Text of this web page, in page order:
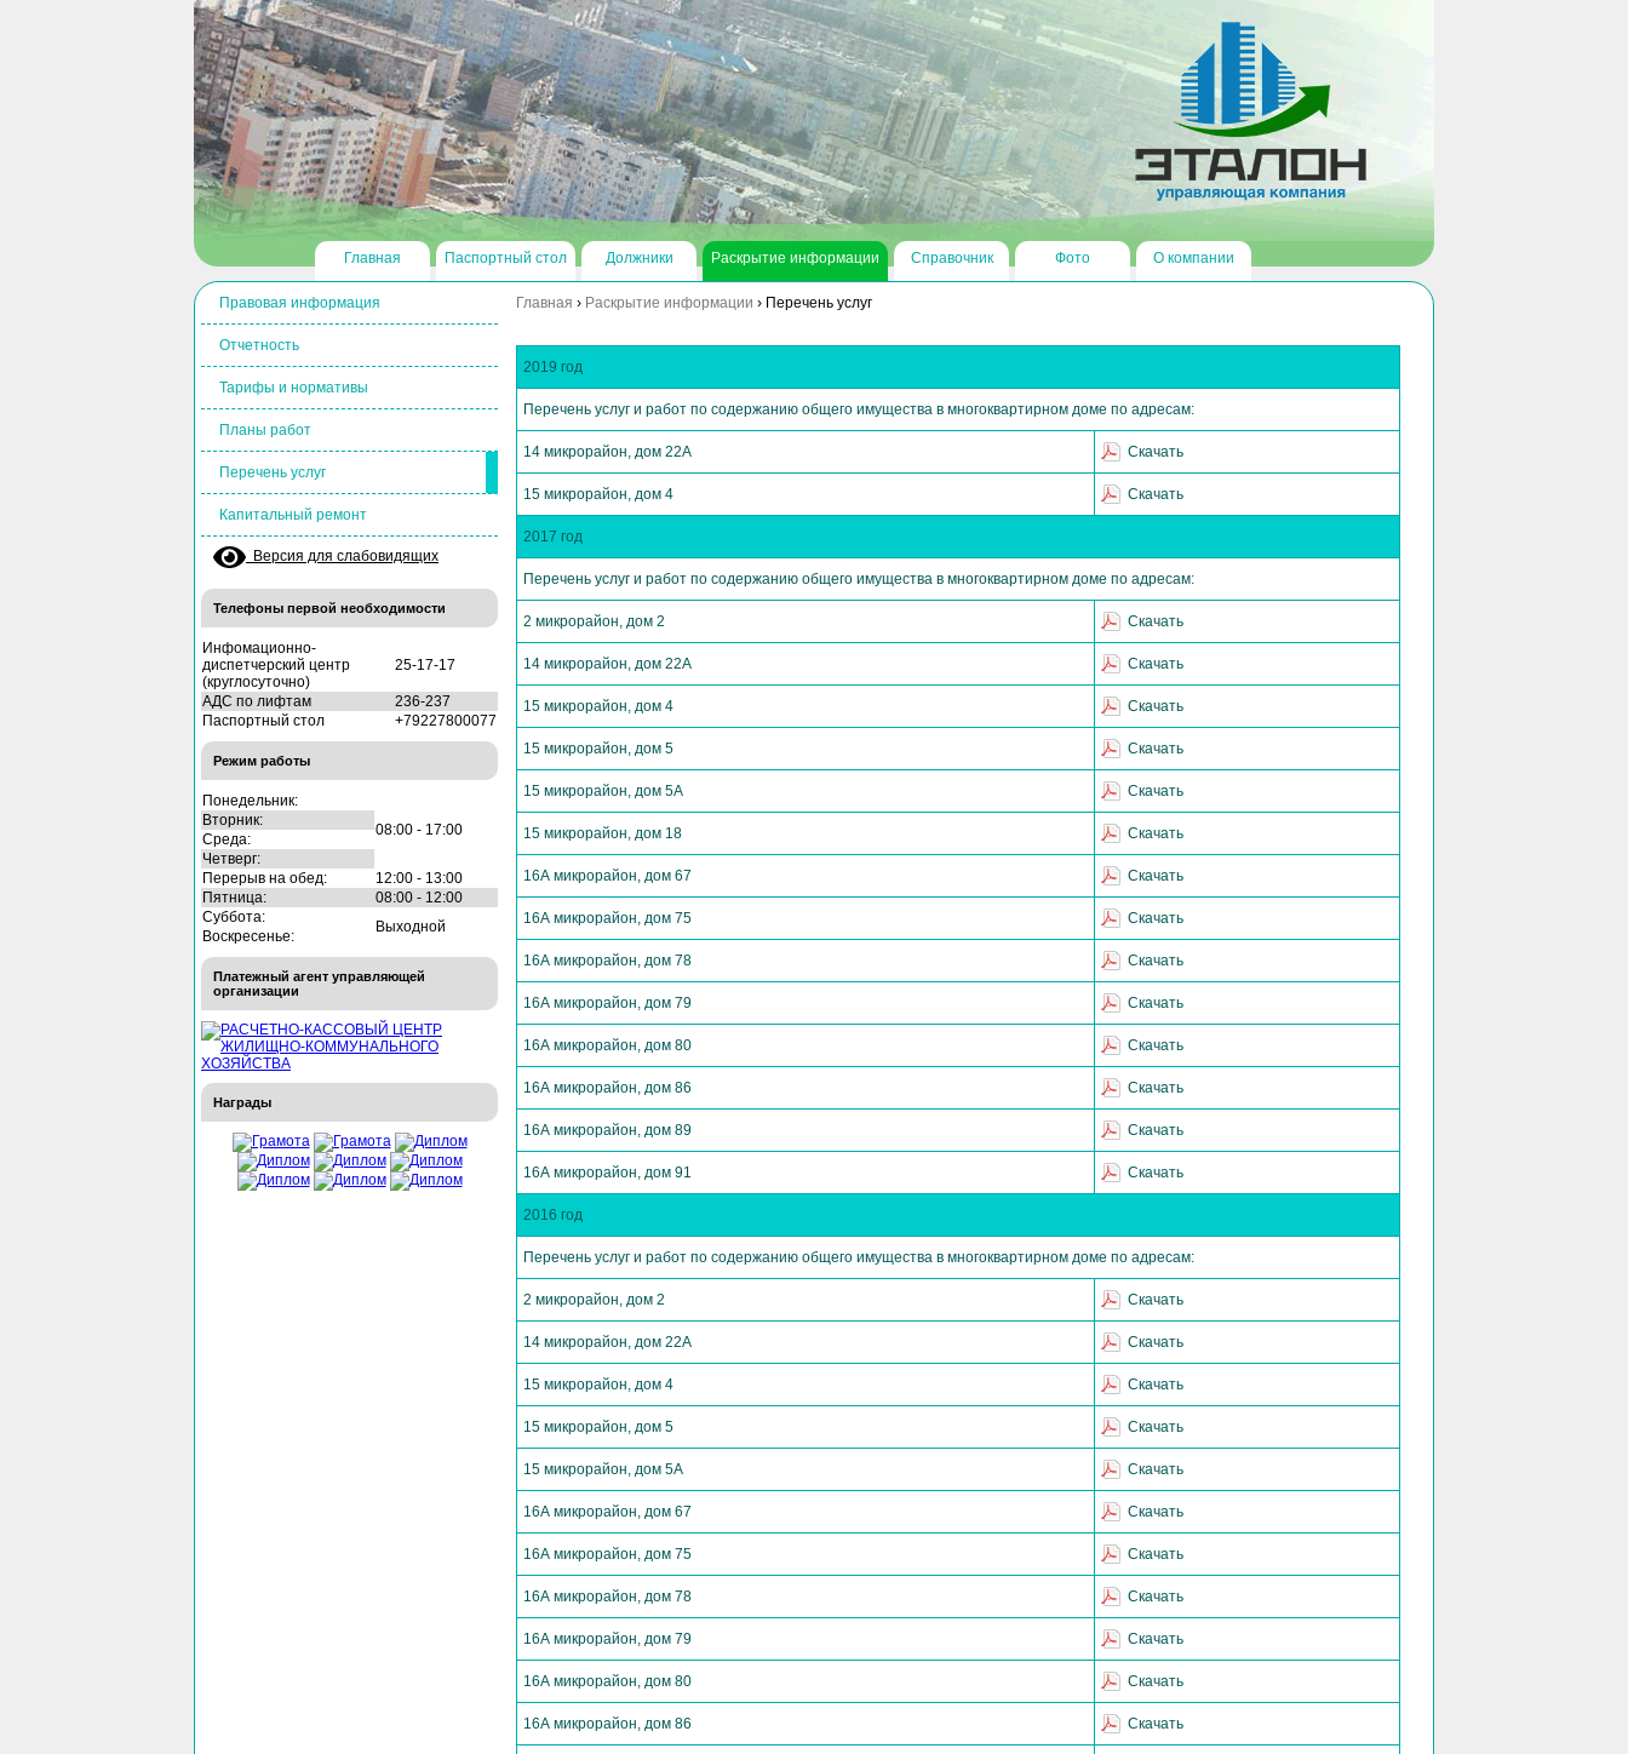
Главная Паспортный стол Должники Раскрытие информации Справочник Фото О компании
Правовая информация
Отчетность
Тарифы и нормативы
Планы работ
Перечень услуг
Капитальный ремонт
Версия для слабовидящих
Телефоны первой необходимости
Инфомационно-
диспетчерский центр
(круглосуточно)
25-17-17
АДС по лифтам
236-237
Паспортный стол
+79227800077
Режим работы
Понедельник:
08:00 - 17:00
Вторник:
Среда:
Четверг:
Перерыв на обед:
12:00 - 13:00
Пятница:
08:00 - 12:00
Суббота:
Выходной
Воскресенье:
Платежный агент управляющей
организации
Награды
Главная › Раскрытие информации › Перечень услуг
2019 год
Перечень услуг и работ по содержанию общего имущества в многоквартирном доме по адресам:
14 микрорайон, дом 22А Скачать
15 микрорайон, дом 4 Скачать
2017 год
Перечень услуг и работ по содержанию общего имущества в многоквартирном доме по адресам:
2 микрорайон, дом 2 Скачать
14 микрорайон, дом 22А Скачать
15 микрорайон, дом 4 Скачать
15 микрорайон, дом 5 Скачать
15 микрорайон, дом 5А Скачать
15 микрорайон, дом 18 Скачать
16А микрорайон, дом 67 Скачать
16А микрорайон, дом 75 Скачать
16А микрорайон, дом 78 Скачать
16А микрорайон, дом 79 Скачать
16А микрорайон, дом 80 Скачать
16А микрорайон, дом 86 Скачать
16А микрорайон, дом 89 Скачать
16А микрорайон, дом 91 Скачать
2016 год
Перечень услуг и работ по содержанию общего имущества в многоквартирном доме по адресам:
2 микрорайон, дом 2 Скачать
14 микрорайон, дом 22А Скачать
15 микрорайон, дом 4 Скачать
15 микрорайон, дом 5 Скачать
15 микрорайон, дом 5А Скачать
16А микрорайон, дом 67 Скачать
16А микрорайон, дом 75 Скачать
16А микрорайон, дом 78 Скачать
16А микрорайон, дом 79 Скачать
16А микрорайон, дом 80 Скачать
16А микрорайон, дом 86 Скачать